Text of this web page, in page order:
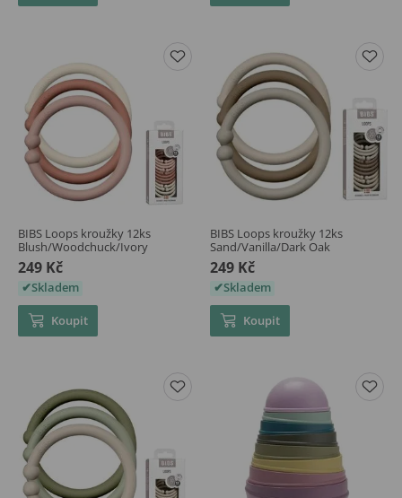
BIBS Loops kroužky 12ks
Blush/Woodchuck/Ivory
249 Kč
Skladem
Koupit
BIBS Loops kroužky 12ks
Sand/Vanilla/Dark Oak
249 Kč
Skladem
Koupit